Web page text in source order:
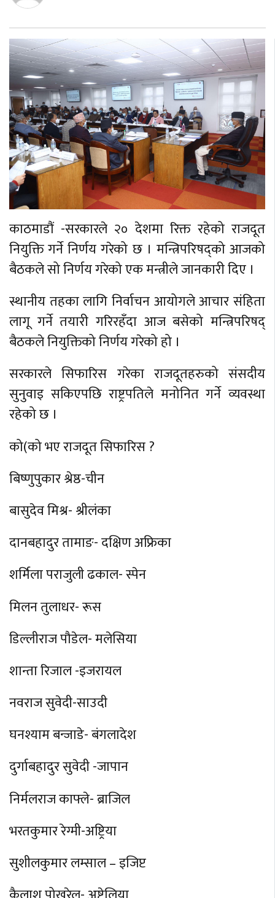
काठमाडौं -सरकारले २० देशमा रिक्त रहेको राजदूत
नियुक्ति गर्ने निर्णय गरेको छ । मन्त्रिपरिषद्को आजको
बैठकले सो निर्णय गरेको एक मन्त्रीले जानकारी दिए ।
स्थानीय तहका लागि निर्वाचन आयोगले आचार संहिता
लागू गर्ने तयारी गरिरहँदा आज बसेको मन्त्रिपरिषद्
बैठकले नियुक्तिको निर्णय गरेको हो ।
सरकारले सिफारिस गरेका राजदूतहरुको संसदीय
सुनुवाइ सकिएपछि राष्ट्रपतिले मनोनित गर्ने व्यवस्था
रहेको छ ।
को(को भए राजदूत सिफारिस ?
बिष्णुपुकार श्रेष्ठ-चीन
बासुदेव मिश्र- श्रीलंका
दानबहादुर तामाङ- दक्षिण अफ्रिका
शर्मिला पराजुली ढकाल- स्पेन
मिलन तुलाधर- रूस
डिल्लीराज पौडेल- मलेसिया
शान्ता रिजाल -इजरायल
नवराज सुवेदी-साउदी
घनश्याम बन्जाडे- बंगलादेश
दुर्गाबहादुर सुवेदी -जापान
निर्मलराज काफ्ले- ब्राजिल
भरतकुमार रेग्मी-अष्ट्रिया
सुशीलकुमार लम्साल – इजिप्ट